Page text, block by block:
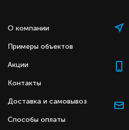
О компании
Примеры объектов
Акции
Контакты
Доставка и самовывоз
Способы оплаты